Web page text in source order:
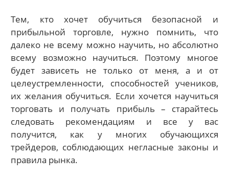
Тем, кто хочет обучиться безопасной и
прибыльной торговле, нужно помнить, что
далеко не всему можно научить, но абсолютно
всему возможно научиться. Поэтому многое
будет зависеть не только от меня, а и от
целеустремленности, способностей учеников,
их желания обучиться. Если хочется научиться
торговать и получать прибыль – старайтесь
следовать рекомендациям и все у вас
получится, как у многих обучающихся
трейдеров, соблюдающих негласные законы и
правила рынка.